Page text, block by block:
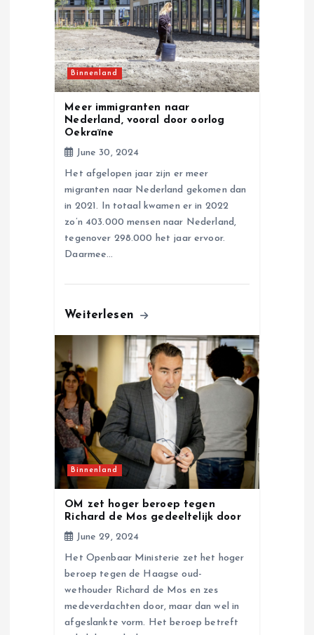
Binnenland
Meer immigranten naar
Nederland, vooral door oorlog
Oekraïne
June 30, 2024
Het afgelopen jaar zijn er meer
migranten naar Nederland gekomen dan
in 2021. In totaal kwamen er in 2022
zo’n 403.000 mensen naar Nederland,
tegenover 298.000 het jaar ervoor.
Daarmee…
Weiterlesen
Binnenland
OM zet hoger beroep tegen
Richard de Mos gedeeltelijk door
June 29, 2024
Het Openbaar Ministerie zet het hoger
beroep tegen de Haagse oud-
wethouder Richard de Mos en zes
medeverdachten door, maar dan wel in
afgeslankte vorm. Het beroep betreft